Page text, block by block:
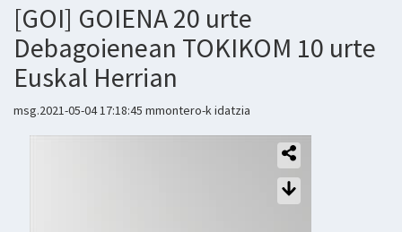
[GOI] GOIENA 20 urte
Debagoienean TOKIKOM 10 urte
Euskal Herrian
msg.2021-05-04 17:18:45 mmontero-k idatzia